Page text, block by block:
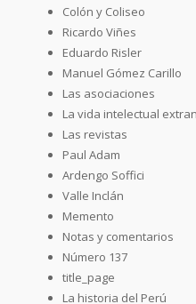
Colón y Coliseo
Ricardo Viñes
Eduardo Risler
Manuel Gómez Carillo
Las asociaciones
La vida intelectual
Las revistas
Paul Adam
Ardengo Soffici
Valle Inclán
Memento
Notas y comentarios
Número 137
title_page
La historia del Perú